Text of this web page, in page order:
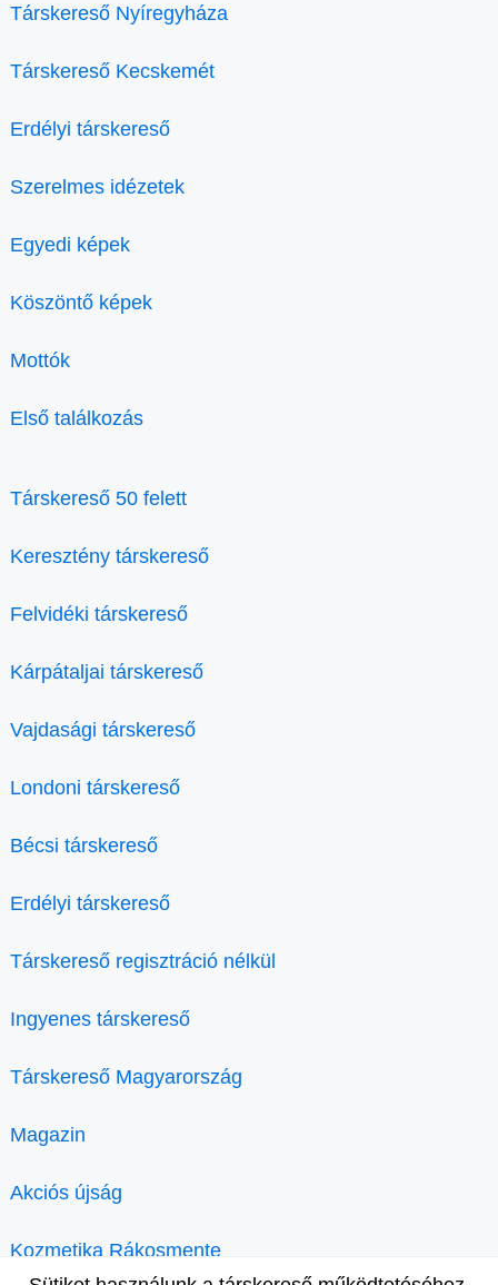
Társkereső Nyíregyháza
Társkereső Kecskemét
Erdélyi társkereső
Szerelmes idézetek
Egyedi képek
Köszöntő képek
Mottók
Első találkozás
Társkereső 50 felett
Keresztény társkereső
Felvidéki társkereső
Kárpátaljai társkereső
Vajdasági társkereső
Londoni társkereső
Bécsi társkereső
Erdélyi társkereső
Társkereső regisztráció nélkül
Ingyenes társkereső
Társkereső Magyarország
Magazin
Akciós újság
Kozmetika Rákosmente